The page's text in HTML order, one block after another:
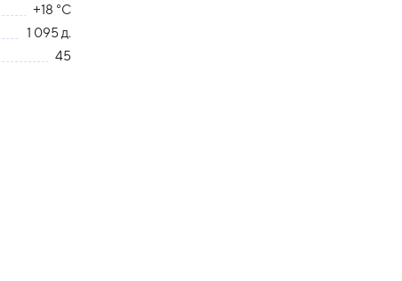
+18 °С
1 095 д.
45